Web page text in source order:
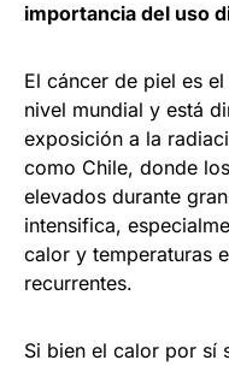
importancia del uso
El cáncer de piel es
nivel mundial y está
exposición a la
como Chile, donde
elevados durante
intensifica,
calor y temperaturas
recurrentes.
Si bien el calor por sí